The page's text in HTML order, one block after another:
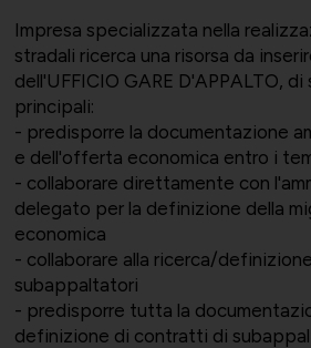
Impresa specializzata nella
stradali ricerca una risorsa da
dell'UFFICIO GARE D'APPALTO,
principali:
- predisporre la documentazione
e dell'offerta economica entro i
- collaborare direttamente con
delegato per la definizione della
economica
- collaborare alla ricerca/
subappaltatori
- predisporre tutta la
definizione di contratti di
Organi
Bilateralità
UNITAL
UNIONTRASPORTI
Contabilità e fisco
Export e commerciale
Apiflash